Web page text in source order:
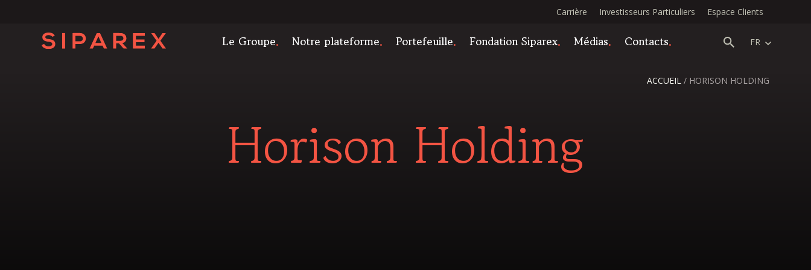
Carrière Investisseurs Particuliers Espace Clients
Le Groupe Notre plateforme Portefeuille Fondation Siparex Médias Contacts FR
ACCUEIL / HORISON HOLDING
Horison Holding